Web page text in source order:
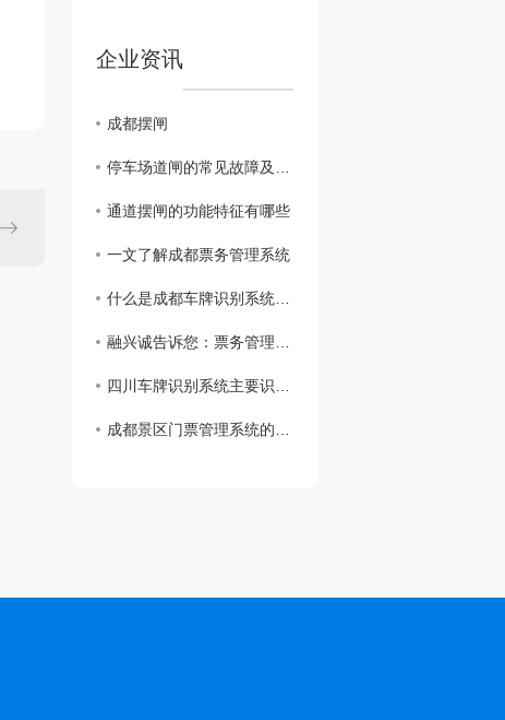
企业资讯
成都摆闸
停车场道闸的常见故障及维修方法
通道摆闸的功能特征有哪些
一文了解成都票务管理系统
什么是成都车牌识别系统？选购时应注意哪几点事项？
融兴诚告诉您：票务管理系统如何帮助景区解决难点
四川车牌识别系统主要识别原理
成都景区门票管理系统的基本功能有哪些